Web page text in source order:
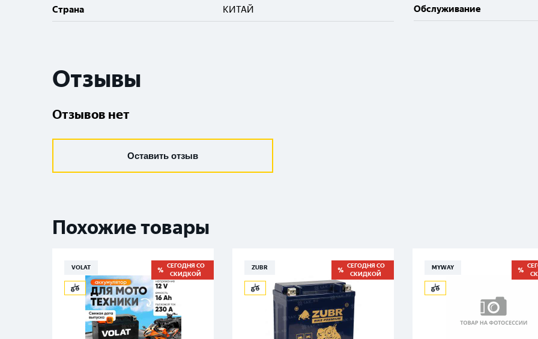
Cтрана КИТАЙ Обслуживание
Отзывы
Отзывов нет
Оставить отзыв
Похожие товары
VOLAT
СЕГОДНЯ СО
СКИДКОЙ
ZUBR
СЕГОДНЯ СО
СКИДКОЙ
MYWAY
Москва